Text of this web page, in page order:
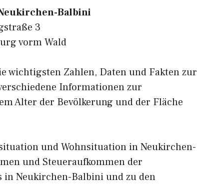
Balbini
3
vorm Wald
wichtigsten Zahlen, Daten und Fakten zur
Informationen zur
Alter der Bevölkerung und der Fläche
und Wohnsituation in Neukirchen-
und Steueraufkommen der
in Neukirchen-Balbini und zu den